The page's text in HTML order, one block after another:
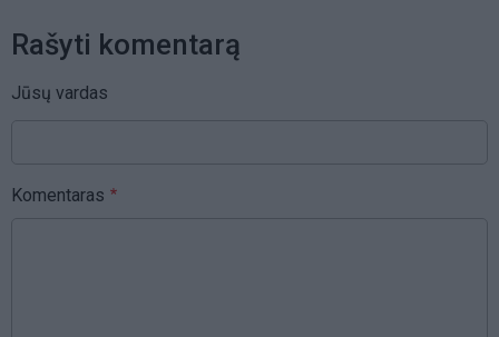
Rašyti komentarą
Jūsų vardas
Komentaras